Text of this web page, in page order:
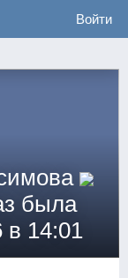
Войти
была
в 14:01